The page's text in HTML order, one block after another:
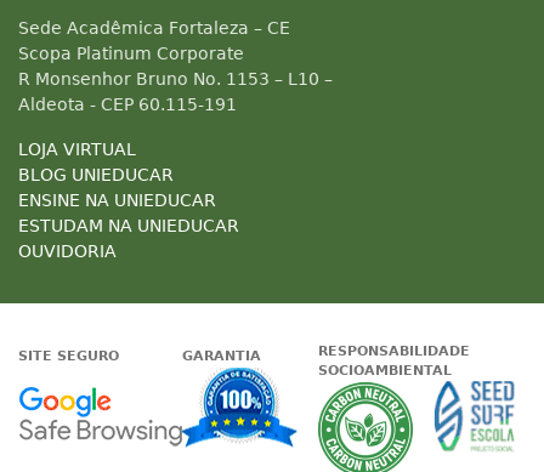
Sede Acadêmica Fortaleza – CE
Scopa Platinum Corporate
R Monsenhor Bruno No. 1153 – L10 –
Aldeota - CEP 60.115-191
LOJA VIRTUAL
BLOG UNIEDUCAR
ENSINE NA UNIEDUCAR
ESTUDAM NA UNIEDUCAR
OUVIDORIA
SITE SEGURO
Google - Status do site no
GARANTIA
Garantia de
RESPONSABILIDADE
SOCIOAMBIENTAL
A